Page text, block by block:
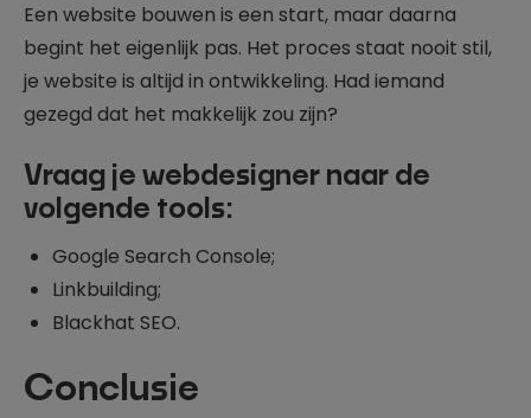
Een website bouwen is een start, maar daarna
begint het eigenlijk pas. Het proces staat nooit stil,
je website is altijd in ontwikkeling. Had iemand
gezegd dat het makkelijk zou zijn?
Vraag je webdesigner naar de
volgende tools:
Google Search Console;
Linkbuilding;
Blackhat SEO.
Conclusie